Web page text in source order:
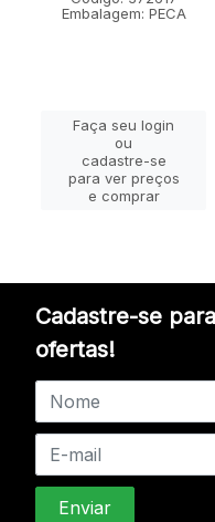
Embalagem: PECA
Faça seu login
ou
cadastre-se
para ver preços
e comprar
Cadastre-se
ofertas!